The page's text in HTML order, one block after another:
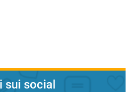
sui social